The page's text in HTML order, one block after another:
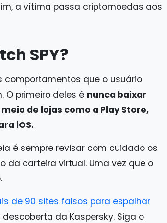
a vítima passa criptomoedas aos
SPY?
comportamentos que o usuário
O primeiro deles é nunca baixar
de lojas como a Play Store,
iOS.
é sempre revisar com cuidado os
da carteira virtual. Uma vez que o
de 90 sites falsos para espalhar
da Kaspersky. Siga o